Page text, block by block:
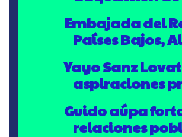
Embajada del
Países Bajos,
Yayo Sanz
aspiraciones
Guido aúpa
relaciones